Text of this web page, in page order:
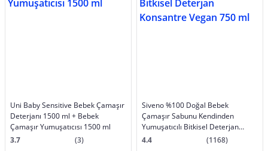
Uni Baby Sensitive Bebek Çamaşır
Deterjanı 1500 ml + Bebek
Çamaşır Yumuşatıcısı 1500 ml
3.7
(3)
Siveno %100 Doğal Bebek
Çamaşır Sabunu Kendinden
Yumuşatıcılı Bitkisel Deterjan
Konsantre Vegan 750 ml
4.4 (1168)